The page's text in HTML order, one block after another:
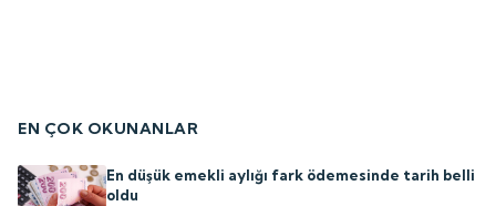
EN ÇOK OKUNANLAR
En düşük emekli aylığı fark ödemesinde tarih belli
oldu